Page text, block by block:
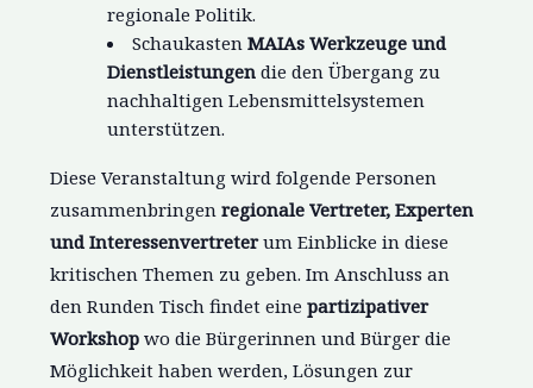
regionale Politik.
SchaukastenMAIAs Werkzeuge und
Dienstleistungen die den Übergang zu
nachhaltigen Lebensmittelsystemen
unterstützen.
Diese Veranstaltung wird folgende Personen
zusammenbringenregionale Vertreter, Experten
und Interessenvertreterum Einblicke in diese
kritischen Themen zu geben. Im Anschluss an
den Runden Tisch findet einepartizipativer
Workshop wo die Bürgerinnen und Bürger die
Möglichkeit haben werden, Lösungen zur